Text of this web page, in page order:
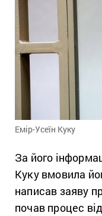
Емір-Усеїн Куку
За його
Куку вмовила
написав заяву
почав процес